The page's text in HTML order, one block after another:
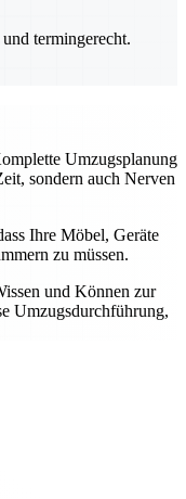
termingerecht.
Umzugsplanung
sondern auch Nerven
Ihre Möbel, Geräte
zu müssen.
und Können zur
Umzugsdurchführung,